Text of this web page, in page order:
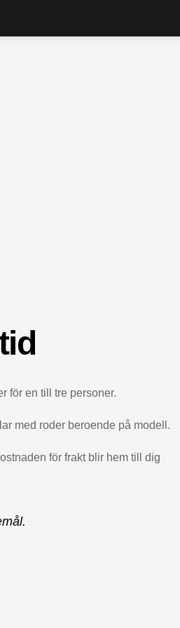
för en till tre personer.
med roder beroende på modell.
för frakt blir hem till dig